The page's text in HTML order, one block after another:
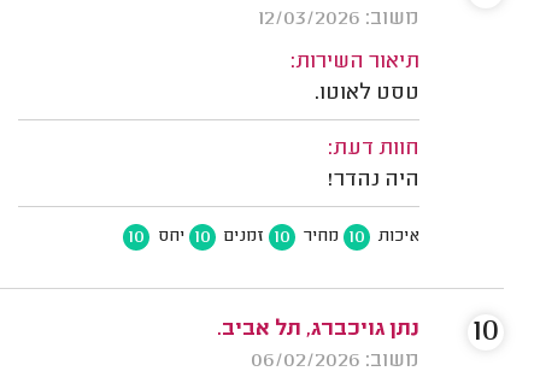
משוב: 12/03/2026
תיאור השירות:
טסט לאוטו.
חוות דעת:
היה נהדר!
איכות 10 מחיר 10 זמנים 10 יחס 10
נתן גויכברג, תל אביב.
משוב: 06/02/2026
10